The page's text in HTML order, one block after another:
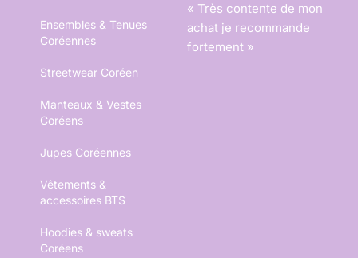
Ensembles & Tenues
Coréennes
Streetwear Coréen
Manteaux & Vestes
Coréens
Jupes Coréennes
Vêtements &
accessoires BTS
Hoodies & sweats
Coréens
« Très contente de mon
achat je recommande
fortement »